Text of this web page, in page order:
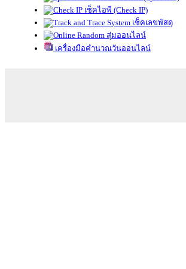
เช็คไอพี (Check IP)
เช็คเลขพัสดุ
สุ่มออนไลน์
เครื่องมือคำนวณวันออนไลน์